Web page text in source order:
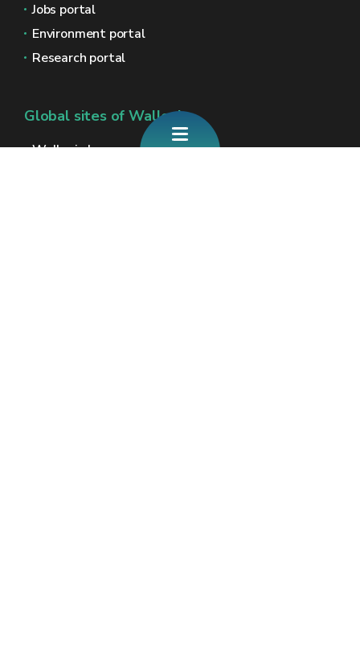
Jobs portal
Environment portal
Research portal
Global sites of Wallonia
Wallonie.be